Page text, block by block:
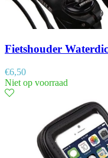
Fietshouder
€6,50
Niet op voorraad